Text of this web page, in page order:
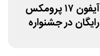
آیفون ۱۷ پرومکس
رایگان در جشنواره